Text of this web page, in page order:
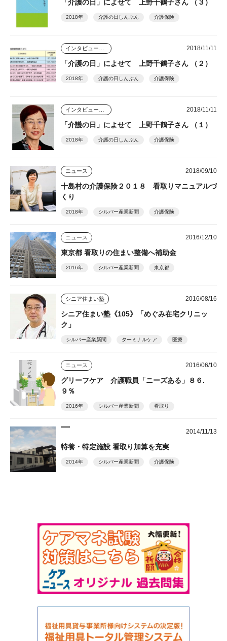
「介護の日」によせて 上野千鶴子さん （３）
2018年 介護の日しんぶん 介護保険
2018/11/11
「介護の日」によせて 上野千鶴子さん （２）
2018年 介護の日しんぶん 介護保険
2018/11/11
「介護の日」によせて 上野千鶴子さん （１）
2018年 介護の日しんぶん 介護保険
ニュース 2018/09/10
十島村の介護保険２０１８ 看取りマニュアルづ
くり
2018年 シルバー産業新聞 介護保険
ニュース 2016/12/10
東京都 看取りの住まい整備へ補助金
2016年 シルバー産業新聞 東京都
シニア住まい塾 2016/08/16
シニア住まい塾《105》「めぐみ在宅クリニッ
ク」
シルバー産業新聞 ターミナルケア 医療
ニュース 2016/06/10
グリーフケア 介護職員「ニーズある」８６.
９％
2016年 シルバー産業新聞 看取り
2014/11/13
特養・特定施設 看取り加算を充実
2014年 シルバー産業新聞 介護保険